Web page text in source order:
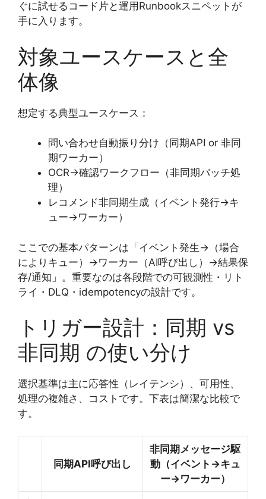
ぐに試せるコード片と運用Runbookスニペットが
手に入ります。
対象ユースケースと全
体像
想定する典型ユースケース：
問い合わせ自動振り分け（同期API or 非同
期ワーカー）
OCR→確認ワークフロー（非同期バッチ処
理）
レコメンド非同期生成（イベント発行→キ
ュー→ワーカー）
ここでの基本パターンは「イベント発生→（場合
によりキュー）→ワーカー（AI呼び出し）→結果保
存/通知」。重要なのは各段階での可観測性・リト
ライ・DLQ・idempotencyの設計です。
トリガー設計：同期 vs
非同期 の使い分け
選択基準は主に応答性（レイテンシ）、可用性、
処理の複雑さ、コストです。下表は簡潔な比較で
す。
同期API呼び出し
非同期メッセージ駆
動（イベント→キュ
ー→ワーカー）